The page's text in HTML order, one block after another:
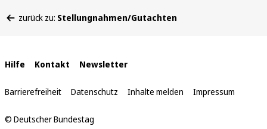
befinden
zurück zu: Stellungnahmen/Gutachten
Interne
Links
Hilfe Kontakt Newsletter
Barrierefreiheit Datenschutz Inhalte melden Impressum
© Deutscher Bundestag